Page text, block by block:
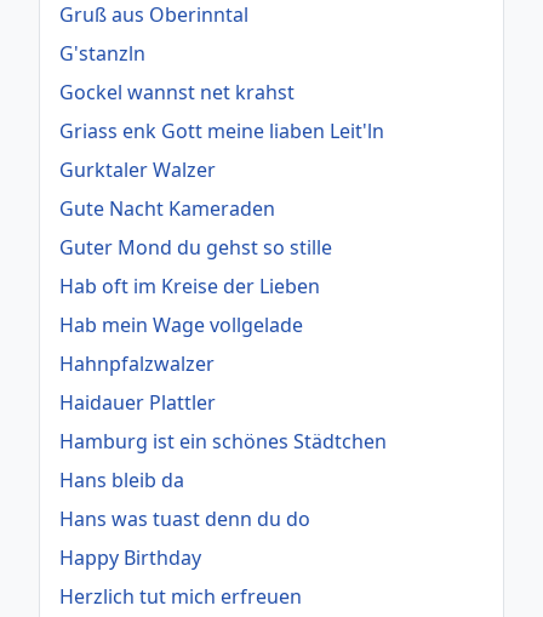
Gruß aus Oberinntal
G'stanzln
Gockel wannst net krahst
Griass enk Gott meine liaben Leit'ln
Gurktaler Walzer
Gute Nacht Kameraden
Guter Mond du gehst so stille
Hab oft im Kreise der Lieben
Hab mein Wage vollgelade
Hahnpfalzwalzer
Haidauer Plattler
Hamburg ist ein schönes Städtchen
Hans bleib da
Hans was tuast denn du do
Happy Birthday
Herzlich tut mich erfreuen